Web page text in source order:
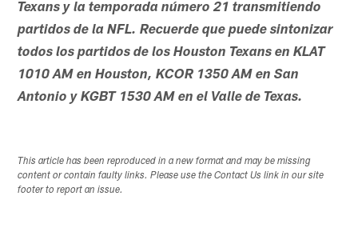
Texans y la temporada número 21 transmitiendo
partidos de la NFL. Recuerde que puede sintonizar
todos los partidos de los Houston Texans en KLAT
1010 AM en Houston, KCOR 1350 AM en San
Antonio y KGBT 1530 AM en el Valle de Texas.
This article has been reproduced in a new format and may be missing
content or contain faulty links. Please use the Contact Us link in our site
footer to report an issue.